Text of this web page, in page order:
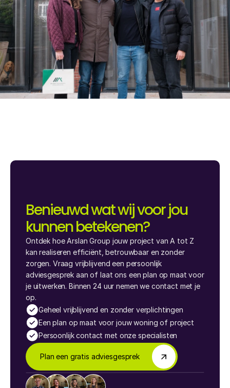
Benieuwd wat wij voor jou
kunnen betekenen?
Ontdek hoe Arslan Group jouw project van A tot Z
kan realiseren efficiënt, betrouwbaar en zonder
zorgen. Vraag vrijblijvend een persoonlijk
adviesgesprek aan of laat ons een plan op maat voor
je uitwerken. Binnen 24 uur nemen we contact met je
op.
Geheel vrijblijvend en zonder verplichtingen
Een plan op maat voor jouw woning of project
Persoonlijk contact met onze specialisten
Plan een gratis adviesgesprek